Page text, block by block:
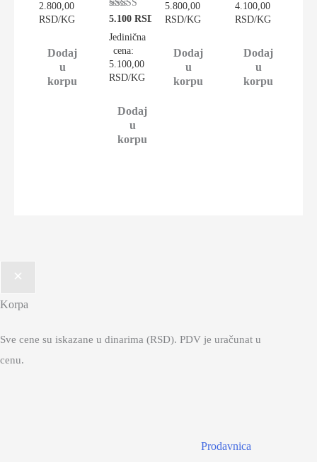
2.800,00
RSD/KG
Dodaj
u
korpu
Ocenjeno sa
od 5
5.100RSD
Jedinična
cena:
5.100,00
RSD/KG
Dodaj
u
korpu
5.800,00
RSD/KG
Dodaj
u
korpu
4.100,00
RSD/KG
Dodaj
u
korpu
Korpa
Sve cene su iskazane u dinarima (RSD). PDV je uračunat u
cenu.
Prodavnica